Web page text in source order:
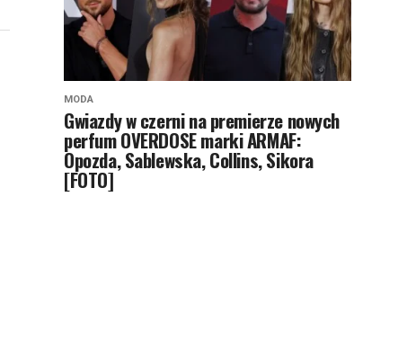
MODA
Gwiazdy w czerni na premierze nowych
perfum OVERDOSE marki ARMAF:
Opozda, Sablewska, Collins, Sikora
[FOTO]